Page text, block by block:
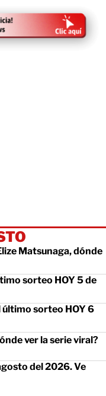
Matsunaga, dónde
sorteo HOY 5 de
sorteo HOY 6
ver la serie viral?
del 2026. Ve